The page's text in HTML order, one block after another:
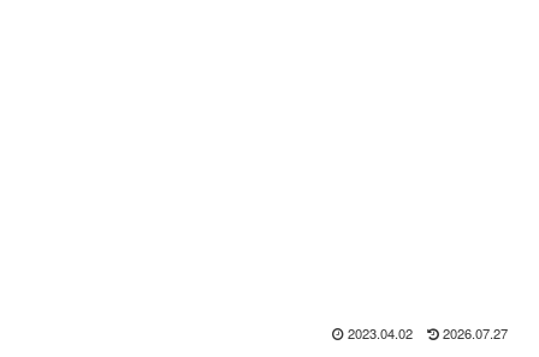
2023.04.02 2026.07.27